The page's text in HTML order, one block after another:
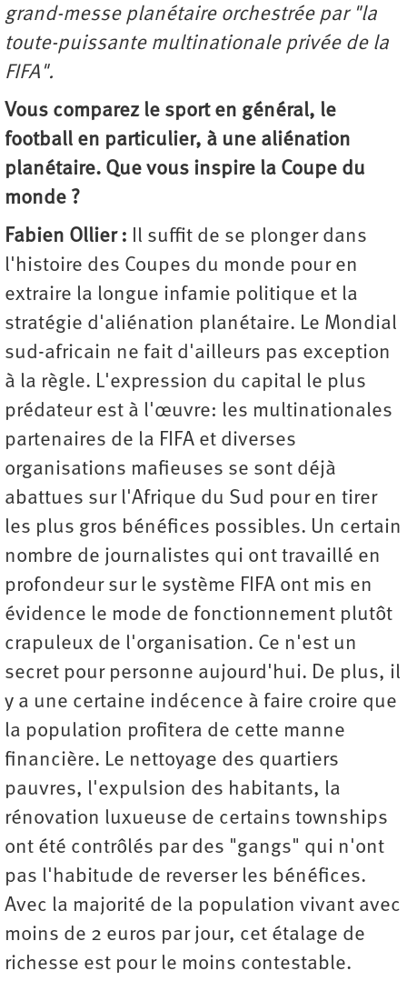
grand-messe planétaire orchestrée par "la
toute-puissante multinationale privée de la
FIFA".
Vous comparez le sport en général, le
football en particulier, à une aliénation
planétaire. Que vous inspire la Coupe du
monde ?
Fabien Ollier : Il suffit de se plonger dans
l'histoire des Coupes du monde pour en
extraire la longue infamie politique et la
stratégie d'aliénation planétaire. Le Mondial
sud-africain ne fait d'ailleurs pas exception
à la règle. L'expression du capital le plus
prédateur est à l'œuvre: les multinationales
partenaires de la FIFA et diverses
organisations mafieuses se sont déjà
abattues sur l'Afrique du Sud pour en tirer
les plus gros bénéfices possibles. Un certain
nombre de journalistes qui ont travaillé en
profondeur sur le système FIFA ont mis en
évidence le mode de fonctionnement plutôt
crapuleux de l'organisation. Ce n'est un
secret pour personne aujourd'hui. De plus, il
y a une certaine indécence à faire croire que
la population profitera de cette manne
financière. Le nettoyage des quartiers
pauvres, l'expulsion des habitants, la
rénovation luxueuse de certains townships
ont été contrôlés par des "gangs" qui n'ont
pas l'habitude de reverser les bénéfices.
Avec la majorité de la population vivant avec
moins de 2 euros par jour, cet étalage de
richesse est pour le moins contestable.